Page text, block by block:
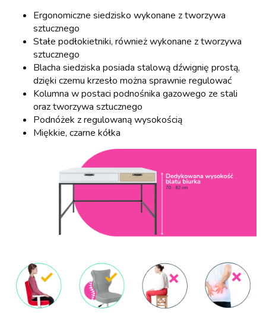
Ergonomiczne siedzisko wykonane z tworzywa
sztucznego
Stałe podłokietniki, również wykonane z tworzywa
sztucznego
Blacha siedziska posiada stalową dźwignię prostą,
dzięki czemu krzesło można sprawnie regulować
Kolumna w postaci podnośnika gazowego ze stali
oraz tworzywa sztucznego
Podnóżek z regulowaną wysokością
Miękkie, czarne kółka